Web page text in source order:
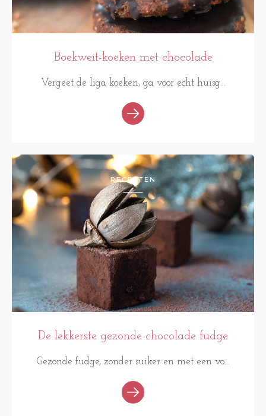
Boekweit-koeken met chocolade
Vergeet de liga koeken, ga voor echt huisg...
RECEPTEN
De lekkerste gezonde chocolade fudge
Gezonde fudge, zonder suiker en met een vo...